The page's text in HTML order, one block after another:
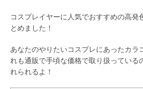
コスプレイヤーに人気でおすすめの高発
とめました！
あなたのやりたいコスプレにあったカラ
れも通販で手頃な価格で取り扱っている
れられるよ！